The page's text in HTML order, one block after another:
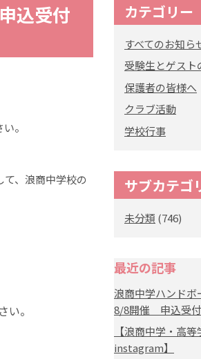
込受付
。
、浪商中学校の
。
カテゴリー
すべてのお知ら
受験生とゲスト
保護者の皆様へ
クラブ活動
学校行事
サブカテゴ
未分類 (746)
最近の記事
浪商中学ハンド
8/8開催 申込受
【浪商中学・高
instagram】